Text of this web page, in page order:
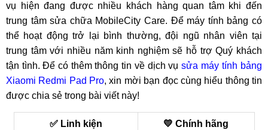
vụ hiện đang được nhiều khách hàng quan tâm khi đến
trung tâm sửa chữa MobileCity Care. Để máy tính bảng có
thể hoạt động trở lại bình thường, đội ngũ nhân viên tại
trung tâm với nhiều năm kinh nghiệm sẽ hỗ trợ Quý khách
tận tình. Để có thêm thông tin về dịch vụ sửa máy tính bảng
Xiaomi Redmi Pad Pro, xin mời bạn đọc cùng hiểu thông tin
được chia sẻ trong bài viết này!
✅ Linh kiện 💛 Chính hãng